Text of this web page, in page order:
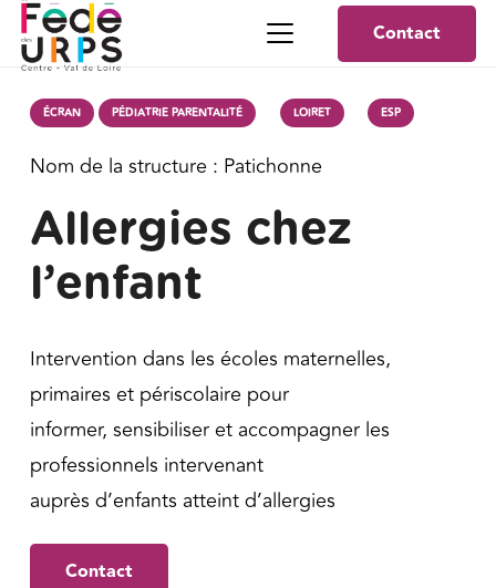
Contact
ÉCRAN PÉDIATRIE PARENTALITÉ LOIRET ESP
Nom de la structure : Patichonne
Allergies chez
l’enfant
Intervention dans les écoles maternelles,
primaires et périscolaire pour
informer, sensibiliser et accompagner les
professionnels intervenant
auprès d’enfants atteint d’allergies
Contact